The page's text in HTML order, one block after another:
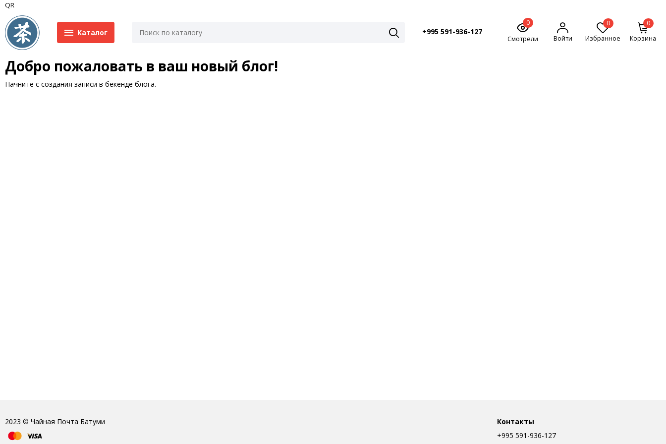
QR
Каталог +995 591-936-127
0
Смотрели
Войти
0
Избранное
0
Корзина
Добро пожаловать в ваш новый блог!
Начните с создания записи в бекенде блога.
2023 © Чайная Почта Батуми
Контакты
+995 591-936-127